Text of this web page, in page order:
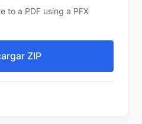
to a PDF using a PFX
ZIP